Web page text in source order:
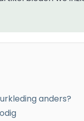
anders?